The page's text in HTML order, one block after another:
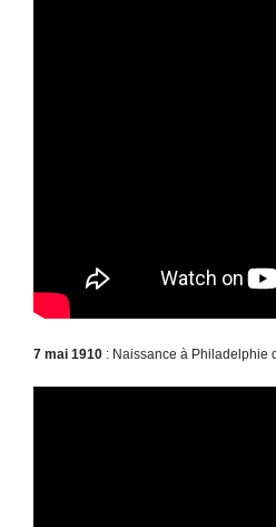
7 mai 1910 : Naissance à Philadelphie